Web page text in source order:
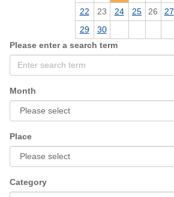
22
23 24 25 26 27
29
30
Please enter a search term
Month
Place
Category